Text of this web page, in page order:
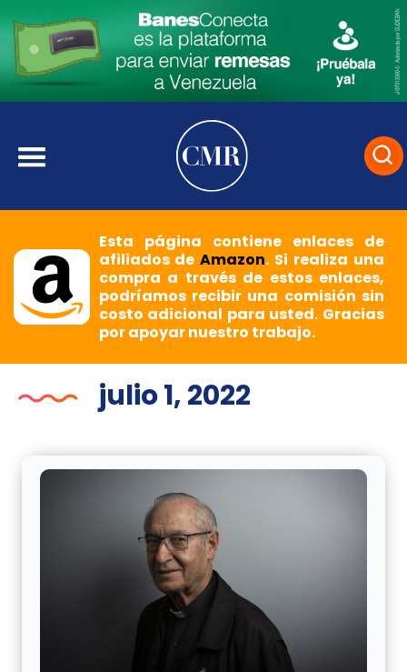
Esta página contiene enlaces de
afiliados deAmazon. Si realiza una
compra a través de estos enlaces,
podríamos recibir una comisión sin
costo adicional para usted. Gracias
por apoyar nuestro trabajo.
julio 1, 2022